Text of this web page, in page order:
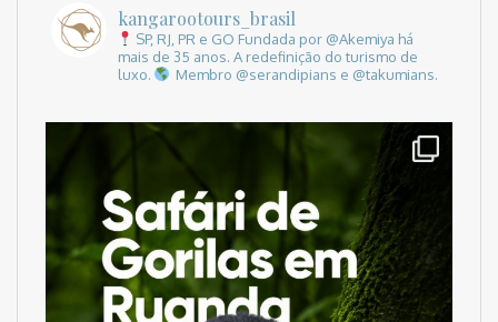
kangarootours_brasil
SP, RJ, PR e GO Fundada por @Akemiya há
mais de 35 anos. A redefinição do turismo de
luxo.
Membro @serandipians e @takumians.